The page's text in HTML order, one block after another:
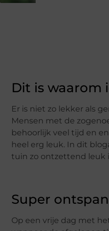
Dit is waarom
Er is niet zo lekker als
Mensen met de
behoorlijk veel tijd en
heel erg leuk. In dit
tuin zo ontzettend leuk
Super
Op een vrije dag met